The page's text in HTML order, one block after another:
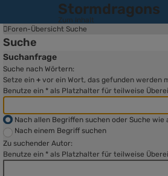
Stormdragons
Zum Inhalt
Foren-Übersicht Suche
Suche
Suchanfrage
Suche nach Wörtern:
Setze ein + vor ein Wort, das gefunden werden
Benutze ein * als Platzhalter für teilweise
Nach allen Begriffen suchen oder Suche wie
Nach einem Begriff suchen
Zu suchender Autor:
Benutze ein * als Platzhalter für teilweise